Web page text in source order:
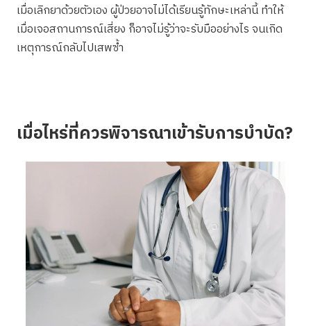
เมื่อเลิกยาด้วยตัวเอง ผู้ป่วยอาจไม่ได้เรียนรู้ทักษะเหล่านี้ ทำให้
เมื่อเจอสถานการณ์เสี่ยง ก็อาจไม่รู้ว่าจะรับมืออย่างไร จนเกิด
เหตุการณ์กลับไปเสพซ้ำ
เมื่อไหร่ที่ควรพิจารณาเข้ารับการบำบัด?